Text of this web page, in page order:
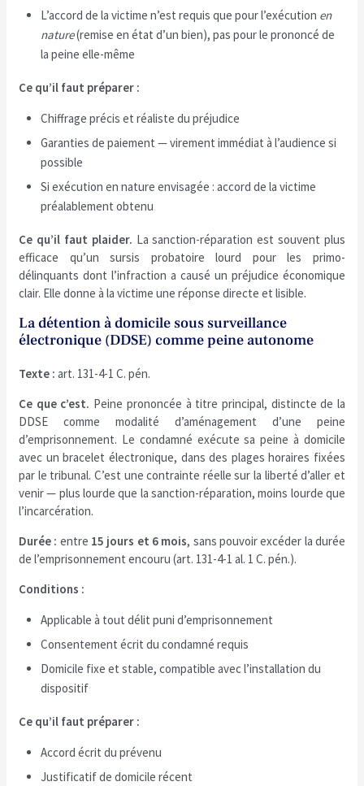
L’accord de la victime n’est requis que pour l’exécution en
nature(remise en état d’un bien), pas pour le prononcé de
la peine elle-même
Ce qu’il faut préparer :
Chiffrage précis et réaliste du préjudice
Garanties de paiement — virement immédiat à l’audience si
possible
Si exécution en nature envisagée : accord de la victime
préalablement obtenu
Ce qu’il faut plaider. La sanction-réparation est souvent plus
efficace qu’un sursis probatoire lourd pour les primo-
délinquants dont l’infraction a causé un préjudice économique
clair. Elle donne à la victime une réponse directe et lisible.
La détention à domicile sous surveillance
électronique (DDSE) comme peine autonome
Texte : art. 131-4-1 C. pén.
Ce que c’est. Peine prononcée à titre principal, distincte de la
DDSE comme modalité d’aménagement d’une peine
d’emprisonnement. Le condamné exécute sa peine à domicile
avec un bracelet électronique, dans des plages horaires fixées
par le tribunal. C’est une contrainte réelle sur la liberté d’aller et
venir — plus lourde que la sanction-réparation, moins lourde que
l’incarcération.
Durée : entre 15 jours et 6 mois, sans pouvoir excéder la durée
de l’emprisonnement encouru (art. 131-4-1 al. 1 C. pén.).
Conditions :
Applicable à tout délit puni d’emprisonnement
Consentement écrit du condamné requis
Domicile fixe et stable, compatible avec l’installation du
dispositif
Ce qu’il faut préparer :
Accord écrit du prévenu
Justificatif de domicile récent